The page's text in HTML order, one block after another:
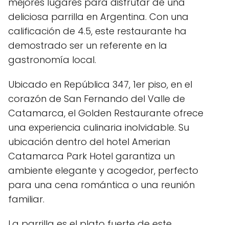
deliciosa parrilla en Argentina. Con una
calificación de 4.5, este restaurante ha
demostrado ser un referente en la
gastronomía local.
Ubicado en República 347, 1er piso, en el
corazón de San Fernando del Valle de
Catamarca, el Golden Restaurante ofrece
una experiencia culinaria inolvidable. Su
ubicación dentro del hotel Amerian
Catamarca Park Hotel garantiza un
ambiente elegante y acogedor, perfecto
para una cena romántica o una reunión
familiar.